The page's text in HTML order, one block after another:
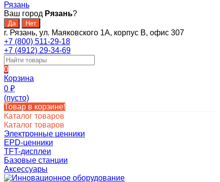
Рязань
Ваш город Рязань?
г. Рязань, ул. Маяковского 1А, корпус B, офис 307
+7 (800) 511-29-18
+7 (4912) 29-34-69
0
Корзина
0 ₽
(пусто)
Товар в корзине!
Каталог товаров
Каталог товаров
Электронные ценники
EPD-ценники
TFT-дисплеи
Базовые станции
Аксессуары